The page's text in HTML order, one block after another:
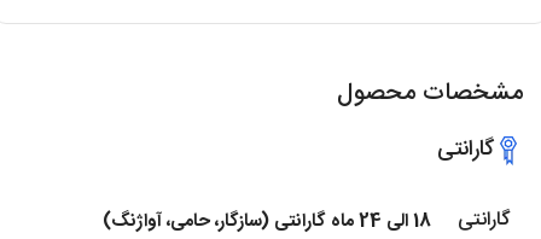
مشخصات محصول
گارانتی
گارانتی 18 الی 24 ماه گارانتی (سازگار، حامی، آواژنگ)